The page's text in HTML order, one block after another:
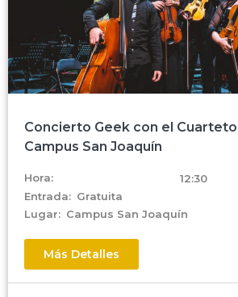
Concierto Geek con el
Campus San Joaquín
Hora:
12:30
Entrada: Gratuita
Lugar: Campus San Joaquín
Más Detalles